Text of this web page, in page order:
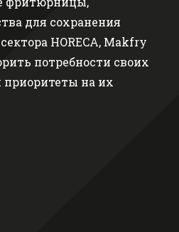
для сохранения
HORECA, Makfry
потребности своих
приоритеты на их